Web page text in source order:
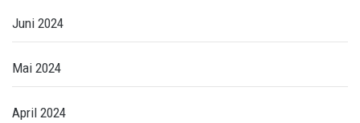
Juni 2024
Mai 2024
April 2024